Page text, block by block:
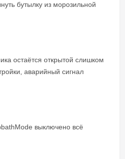
бутылку из морозильной
остаётся открытой слишком
аварийный сигнал
выключено всё